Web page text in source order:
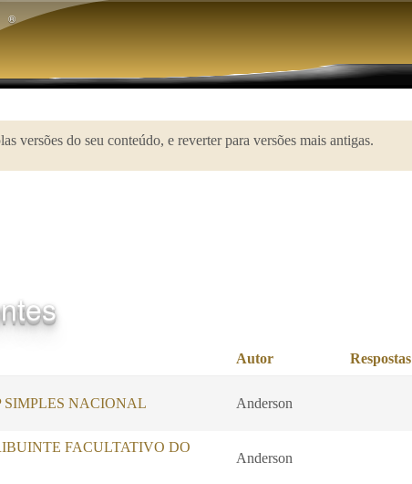
®️
versões do seu conteúdo, e reverter para versões mais antigas.
Autor Respostas
SIMPLES NACIONAL Anderson
FACULTATIVO DO
Anderson